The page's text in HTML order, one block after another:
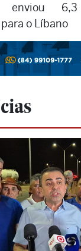
enviou
o Líbano